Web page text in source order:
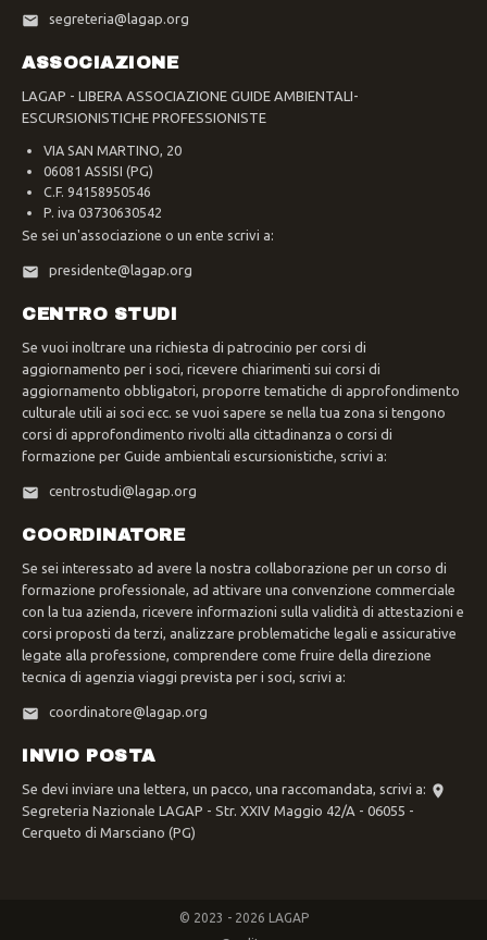
segreteria@lagap.org
ASSOCIAZIONE
LAGAP - LIBERA ASSOCIAZIONE GUIDE AMBIENTALI-
ESCURSIONISTICHE PROFESSIONISTE
VIA SAN MARTINO, 20
06081 ASSISI (PG)
C.F. 94158950546
P. iva 03730630542
Se sei un'associazione o un ente scrivi a:
presidente@lagap.org
CENTRO STUDI
Se vuoi inoltrare una richiesta di patrocinio per corsi di
aggiornamento per i soci, ricevere chiarimenti sui corsi di
aggiornamento obbligatori, proporre tematiche di approfondimento
culturale utili ai soci ecc. se vuoi sapere se nella tua zona si tengono
corsi di approfondimento rivolti alla cittadinanza o corsi di
formazione per Guide ambientali escursionistiche, scrivi a:
centrostudi@lagap.org
COORDINATORE
Se sei interessato ad avere la nostra collaborazione per un corso di
formazione professionale, ad attivare una convenzione commerciale
con la tua azienda, ricevere informazioni sulla validità di attestazioni e
corsi proposti da terzi, analizzare problematiche legali e assicurative
legate alla professione, comprendere come fruire della direzione
tecnica di agenzia viaggi prevista per i soci, scrivi a:
coordinatore@lagap.org
INVIO POSTA
Se devi inviare una lettera, un pacco, una raccomandata, scrivi a:
Segreteria Nazionale LAGAP - Str. XXIV Maggio 42/A - 06055 -
Cerqueto di Marsciano (PG)
© 2023 - 2026 LAGAP